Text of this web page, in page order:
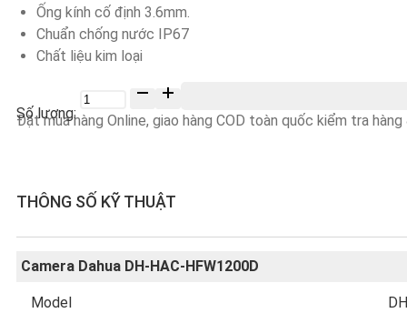
Ống kính cố định 3.6mm.
Chuẩn chống nước IP67
Chất liệu kim loại
Số
lượng
Đặt mua hàng Online, giao hàng COD toàn quốc kiểm tra
THÔNG SỐ KỸ THUẬT
Camera Dahua DH-HAC-HFW1200D
Model